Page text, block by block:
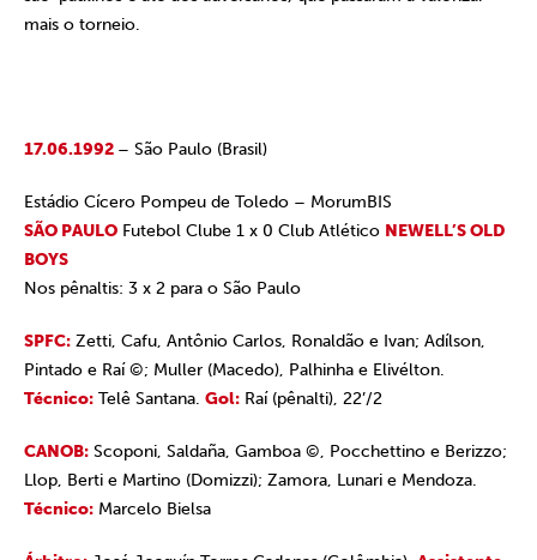
mais o torneio.
17.06.1992 – São Paulo (Brasil)
Estádio Cícero Pompeu de Toledo – MorumBIS
SÃO PAULO Futebol Clube 1 x 0 Club Atlético NEWELL’S OLD
BOYS
Nos pênaltis: 3 x 2 para o São Paulo
SPFC: Zetti, Cafu, Antônio Carlos, Ronaldão e Ivan; Adílson,
Pintado e Raí ©; Muller (Macedo), Palhinha e Elivélton.
Técnico: Telê Santana. Gol: Raí (pênalti), 22’/2
CANOB: Scoponi, Saldaña, Gamboa ©, Pocchettino e Berizzo;
Llop, Berti e Martino (Domizzi); Zamora, Lunari e Mendoza.
Técnico: Marcelo Bielsa